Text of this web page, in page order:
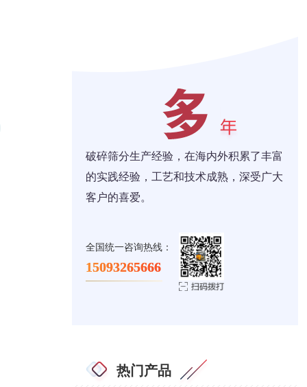
破碎筛分生产经验，在海内外积累了丰富
的实践经验，工艺和技术成熟，深受广大
客户的喜爱。
全国统一咨询热线：
15093265666
热门产品